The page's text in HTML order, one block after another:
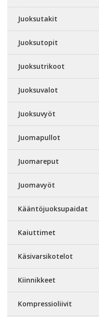
Juoksutakit
Juoksutopit
Juoksutrikoot
Juoksuvalot
Juoksuvyöt
Juomapullot
Juomareput
Juomavyöt
Kääntöjuoksupaidat
Kaiuttimet
Käsivarsikotelot
Kiinnikkeet
Kompressioliivit